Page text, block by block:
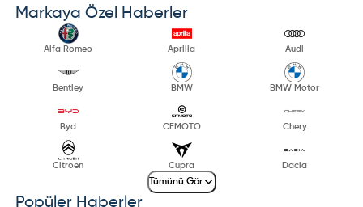
Markaya Özel Haberler
Alfa Romeo Aprilia Audi
Bentley BMW BMW Motor
Byd CFMOTO Chery
Citroen Cupra Dacia
Tümünü Gör
Popüler Haberler